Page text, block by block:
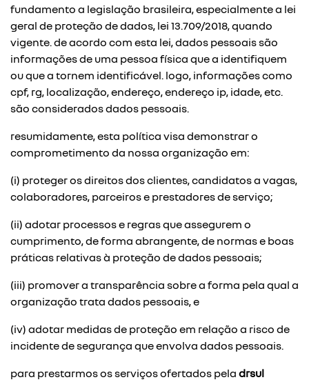
fundamento a legislação brasileira, especialmente a lei
geral de proteção de dados, lei 13.709/2018, quando
vigente. de acordo com esta lei, dados pessoais são
informações de uma pessoa física que a identifiquem
ou que a tornem identificável. logo, informações como
cpf, rg, localização, endereço, endereço ip, idade, etc.
são considerados dados pessoais.
resumidamente, esta política visa demonstrar o
comprometimento da nossa organização em:
(i) proteger os direitos dos clientes, candidatos a vagas,
colaboradores, parceiros e prestadores de serviço;
(ii) adotar processos e regras que assegurem o
cumprimento, de forma abrangente, de normas e boas
práticas relativas à proteção de dados pessoais;
(iii) promover a transparência sobre a forma pela qual a
organização trata dados pessoais, e
(iv) adotar medidas de proteção em relação a risco de
incidente de segurança que envolva dados pessoais.
para prestarmos os serviços ofertados pela drsul